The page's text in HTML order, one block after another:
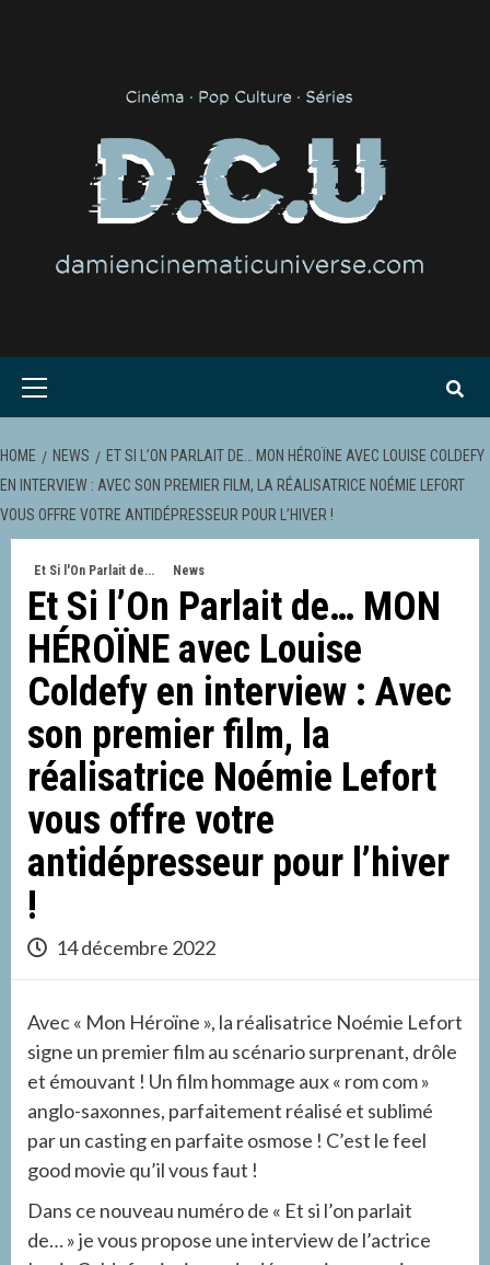
Primary
HOME NEWS
ET SI L’ON PARLAIT DE… MON HÉROÏNE AVEC LOUISE COLDEFY
EN INTERVIEW : AVEC SON PREMIER FILM, LA RÉALISATRICE NOÉMIE LEFORT
VOUS OFFRE VOTRE ANTIDÉPRESSEUR POUR L’HIVER !
Et Si l'On Parlait de... News
Et Si l’On Parlait de… MON
HÉROÏNE avec Louise
Coldefy en interview : Avec
son premier film, la
réalisatrice Noémie Lefort
vous offre votre
antidépresseur pour l’hiver
!
14 décembre 2022
Avec « Mon Héroïne », la réalisatrice Noémie Lefort
signe un premier film au scénario surprenant, drôle
et émouvant ! Un film hommage aux « rom com »
anglo-saxonnes, parfaitement réalisé et sublimé
par un casting en parfaite osmose ! C’est le feel
good movie qu’il vous faut !
Dans ce nouveau numéro de « Et si l’on parlait
de… » je vous propose une interview de l’actrice